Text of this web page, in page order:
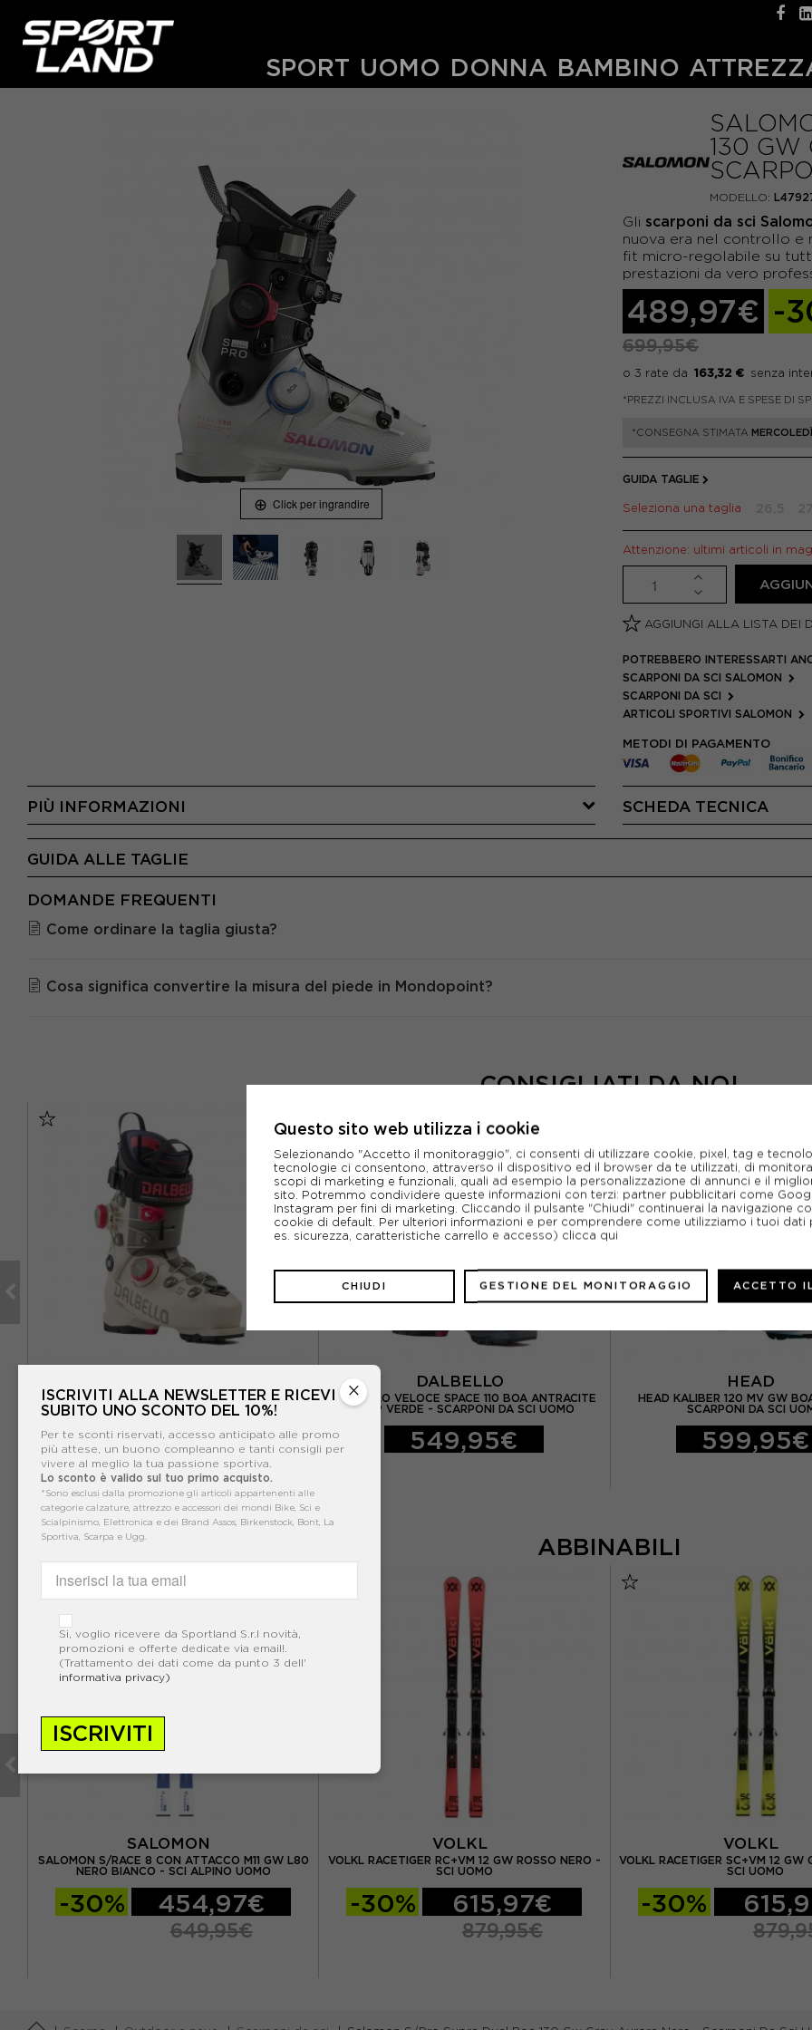
SPORT UOMO DONNA BAMBINO
Click per ingrandire
130 GW
MODELLO:
Gli scarponi da sci
nuova era nel controllo e
fit micro-regolabile su
prestazioni da vero
489,97€ -
699,95€
163,32 €
*PREZZI INCLUSA IVA E SPESE DI
*CONSEGNA STIMATA
GUIDA TAGLIE
Seleziona una taglia
Attenzione: ultimi articoli in
AGGIUNGI ALLA LISTA DEI
POTREBBERO INTERESSARTI
SCARPONI DA SCI SALOMON
SCARPONI DA SCI
ARTICOLI SPORTIVI SALOMON
METODI DI PAGAMENTO
PIÙ INFORMAZIONI SCHEDA TECNICA
GUIDA ALLE TAGLIE
DOMANDE FREQUENTI
Come ordinare la taglia giusta?
Cosa significa convertire la misura del piede in Mondopoint?
CONSIGLIATI DA NOI
DALBELLO VELOCE SPACE 130 DUAL BOA ECRU
STONE GRIGIO - SCARPONI DA SCI UOMO
699,95€
DALBELLO
DALBELLO VELOCE SPACE 110 BOA ANTRACITE
KELP VERDE - SCARPONI DA SCI UOMO
549,95€
HEAD
HEAD KALIBER 120 MV GW
SCARPONI DA SCI
599,95€
ABBINABILI
SALOMON
SALOMON S/RACE 8 CON ATTACCO M11 GW L80
NERO BIANCO - SCI ALPINO UOMO
-30% 454,97€
649,95€
VOLKL
VOLKL RACETIGER RC+VM 12 GW ROSSO NERO -
SCI UOMO
-30% 615,97€
879,95€
VOLKL
VOLKL RACETIGER SC+VM 12 GW
SCI UOMO
-30%
×
ISCRIVITI ALLA NEWSLETTER E RICEVI
SUBITO UNO SCONTO DEL 10%!
Per te sconti riservati, accesso anticipato alle promo
più attese, un buono compleanno e tanti consigli per
vivere al meglio la tua passione sportiva.
Lo sconto è valido sul tuo primo acquisto.
*Sono esclusi dalla promozione gli articoli appartenenti alle
categorie calzature, attrezzo e accessori dei mondi Bike, Sci e
Scialpinismo, Elettronica e dei Brand Assos, Birkenstock, Bont, La
Sportiva, Scarpa e Ugg.
Si, voglio ricevere da Sportland S.r.l novità,
promozioni e offerte dedicate via email!.
(Trattamento dei dati come da punto 3 dell'
informativa privacy)
ISCRIVITI
Questo sito web utilizza i cookie
Selezionando "Accetto il monitoraggio", ci consenti di utilizzare cookie, pixel, tag e
tecnologie ci consentono, attraverso il dispositivo ed il browser da te utilizzati, di
scopi di marketing e funzionali, quali ad esempio la personalizzazione di annunci e il
sito. Potremmo condividere queste informazioni con terzi: partner pubblicitari come
Instagram per fini di marketing. Cliccando il pulsante "Chiudi" continuerai la navigazione
cookie di default. Per ulteriori informazioni e per comprendere come utilizziamo i tuoi
es. sicurezza, caratteristiche carrello e accesso) clicca qui
CHIUDI GESTIONE DEL MONITORAGGIO ACCETTO